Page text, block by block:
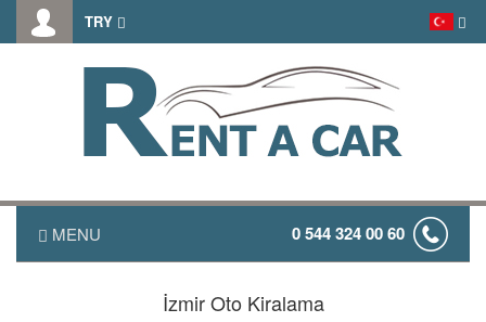
TRY
MENU 0 544 324 00 60
İzmir Oto Kiralama